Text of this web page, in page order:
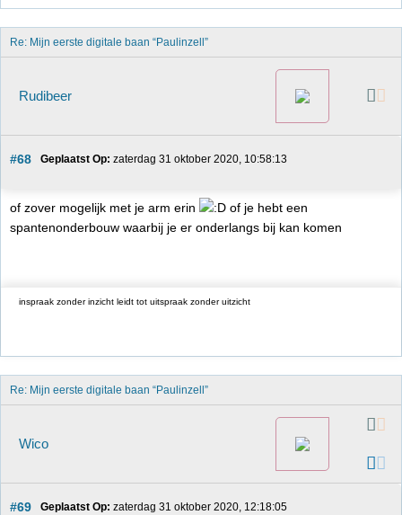
Re: Mijn eerste digitale baan “Paulinzell”
Rudibeer
#68 Geplaatst Op: zaterdag 31 oktober 2020, 10:58:13
of zover mogelijk met je arm erin
of je hebt een
spantenonderbouw waarbij je er onderlangs bij kan komen
inspraak zonder inzicht leidt tot uitspraak zonder uitzicht
Re: Mijn eerste digitale baan “Paulinzell”
Wico
#69 Geplaatst Op: zaterdag 31 oktober 2020, 12:18:05